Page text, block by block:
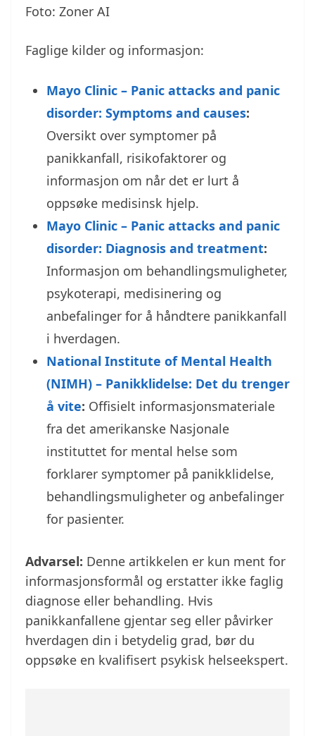
Foto: Zoner AI
Faglige kilder og informasjon:
Mayo Clinic – Panic attacks and panic
disorder: Symptoms and causes:
Oversikt over symptomer på
panikkanfall, risikofaktorer og
informasjon om når det er lurt å
oppsøke medisinsk hjelp.
Mayo Clinic – Panic attacks and panic
disorder: Diagnosis and treatment:
Informasjon om behandlingsmuligheter,
psykoterapi, medisinering og
anbefalinger for å håndtere panikkanfall
i hverdagen.
National Institute of Mental Health
(NIMH) – Panikklidelse: Det du trenger
å vite: Offisielt informasjonsmateriale
fra det amerikanske Nasjonale
instituttet for mental helse som
forklarer symptomer på panikklidelse,
behandlingsmuligheter og anbefalinger
for pasienter.
Advarsel: Denne artikkelen er kun ment for
informasjonsformål og erstatter ikke faglig
diagnose eller behandling. Hvis
panikkanfallene gjentar seg eller påvirker
hverdagen din i betydelig grad, bør du
oppsøke en kvalifisert psykisk helseekspert.